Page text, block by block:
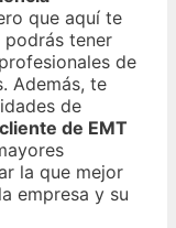
que aquí te
podrás tener
de
Además, te
de
de EMT
la que mejor
empresa y su